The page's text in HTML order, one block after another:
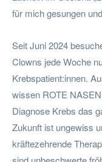
für mich gesungen
Seit Juni 2024
Clowns jede Woche
Krebspatient:innen.
wissen ROTE
Diagnose Krebs das
Zukunft ist ungewiss
kräftezehrende